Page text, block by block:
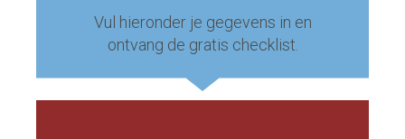
Vul hieronder je gegevens in en
ontvang de gratis checklist.